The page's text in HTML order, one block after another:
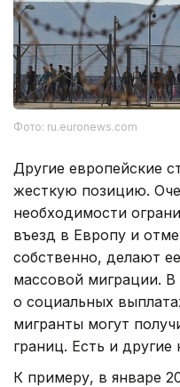
Фото: ru.euronews.com
Другие европейские
жесткую позицию.
необходимости
въезд в Европу и
собственно, делают
массовой миграции.
о социальных
мигранты могут
границ. Есть и
К примеру, в январе